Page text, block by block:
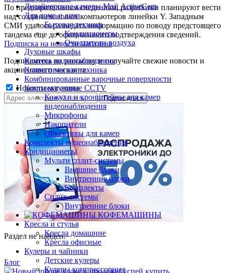
Дизайнерские камеры Мой ActiveCam
Для дома и дачи
Бытовая техника
Кондиционеры
Очистители воздуха
Духовые шкафы
Камеры видеонаблюдения
Климатическая техника
Комбинированные варочные поверхности
Комплектующие CCTV
Кожухи и кронштейны для камер
видеонаблюдения
Микрофоны
Накопители
Объективы для камер
Комплекты видеонаблюдения
Кондиционеры
Мульти сплит-системы
Внешние блоки
Внутренние блоки
Комплекты
Сплит-системы
Внутренние блоки
КОФЕМАШИНЫ
Кресла и стулья
Кресла домашние
Кресла офисные
Кулеры и чайники
Детские кулеры
Кулеры компрессорные
По предварительным сведениям, разработки планируют вести
над созданием новых компьютеров линейки Y. Западным
СМИ удалось разведать информацию по поводу предстоящего
тандема еще до официального подтверждения сведений.
Подписка на новости магазина
Подпишитесь на рассылку и получайте свежие новости и
акции нашего магазина.
Новости магазина
Раздел не найден.
Блог